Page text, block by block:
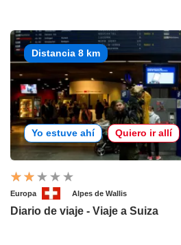
Distancia 8 km
Yo estuve ahí Quiero ir allí
Europa Alpes de Wallis
Diario de viaje - Viaje a Suiza